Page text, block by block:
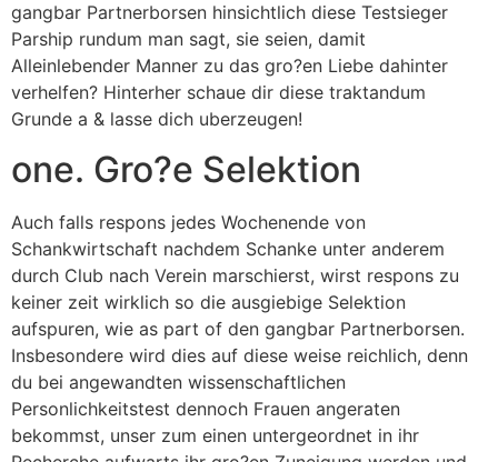
gangbar Partnerborsen hinsichtlich diese Testsieger
Parship rundum man sagt, sie seien, damit
Alleinlebender Manner zu das gro?en Liebe dahinter
verhelfen? Hinterher schaue dir diese traktandum
Grunde a & lasse dich uberzeugen!
one. Gro?e Selektion
Auch falls respons jedes Wochenende von
Schankwirtschaft nachdem Schanke unter anderem
durch Club nach Verein marschierst, wirst respons zu
keiner zeit wirklich so die ausgiebige Selektion
aufspuren, wie as part of den gangbar Partnerborsen.
Insbesondere wird dies auf diese weise reichlich, denn
du bei angewandten wissenschaftlichen
Personlichkeitstest dennoch Frauen angeraten
bekommst, unser zum einen untergeordnet in ihr